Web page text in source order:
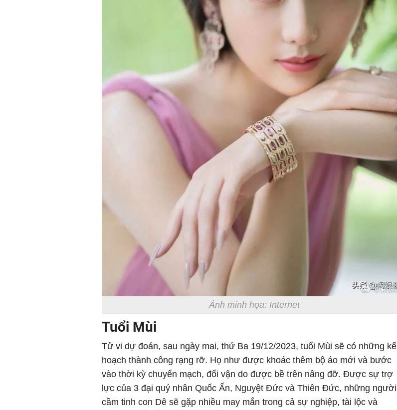
Ảnh minh họa: Internet
Tuổi Mùi
Tử vi dự đoán, sau ngày mai, thứ Ba 19/12/2023, tuổi Mùi sẽ có những kế
hoạch thành công rạng rỡ. Họ như được khoác thêm bộ áo mới và bước
vào thời kỳ chuyển mạch, đổi vận do được bề trên nâng đỡ. Được sự trợ
lực của 3 đại quý nhân Quốc Ấn, Nguyệt Đức và Thiên Đức, những người
cầm tinh con Dê sẽ gặp nhiều may mắn trong cả sự nghiệp, tài lộc và